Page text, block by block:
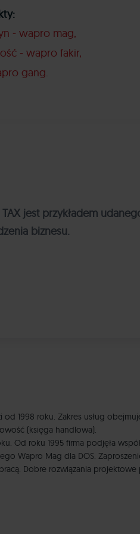
- wapro mag
- wapro fakir
gang
jest przykładem
biznesu.
od 1998 roku. Zakres usług
(księga handlowa).
Od roku 1995 firma podjęła
Wapro Mag dla DOS.
Dobre rozwiązania